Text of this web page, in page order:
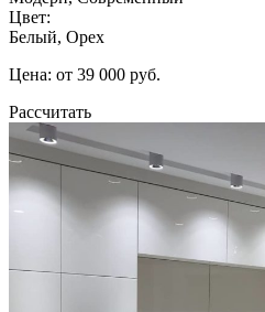
Цвет:
Белый, Орех
Цена: от 39 000 руб.
Рассчитать